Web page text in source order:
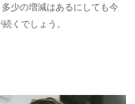
少の増減はあるにしても今
くでしょう。